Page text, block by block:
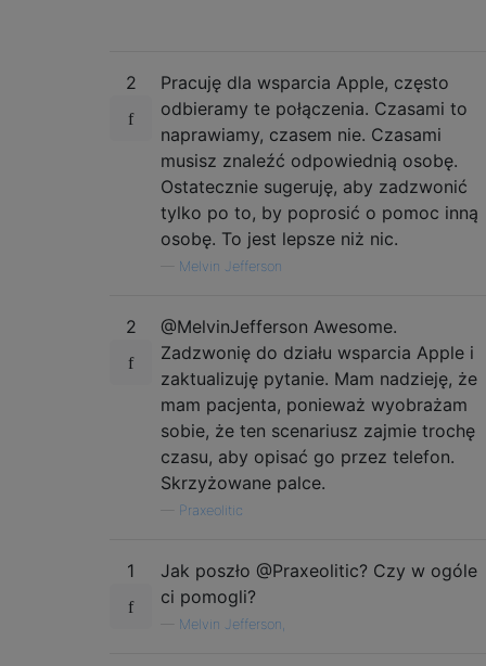
2
Pracuję dla wsparcia Apple, często
odbieramy te połączenia. Czasami to
naprawiamy, czasem nie. Czasami
musisz znaleźć odpowiednią osobę.
Ostatecznie sugeruję, aby zadzwonić
tylko po to, by poprosić o pomoc inną
osobę. To jest lepsze niż nic.
Melvin Jefferson
2
@MelvinJefferson Awesome.
Zadzwonię do działu wsparcia Apple i
zaktualizuję pytanie. Mam nadzieję, że
mam pacjenta, ponieważ wyobrażam
sobie, że ten scenariusz zajmie trochę
czasu, aby opisać go przez telefon.
Skrzyżowane palce.
Praxeolitic
1
Jak poszło @Praxeolitic? Czy w ogóle
ci pomogli?
Melvin Jefferson,